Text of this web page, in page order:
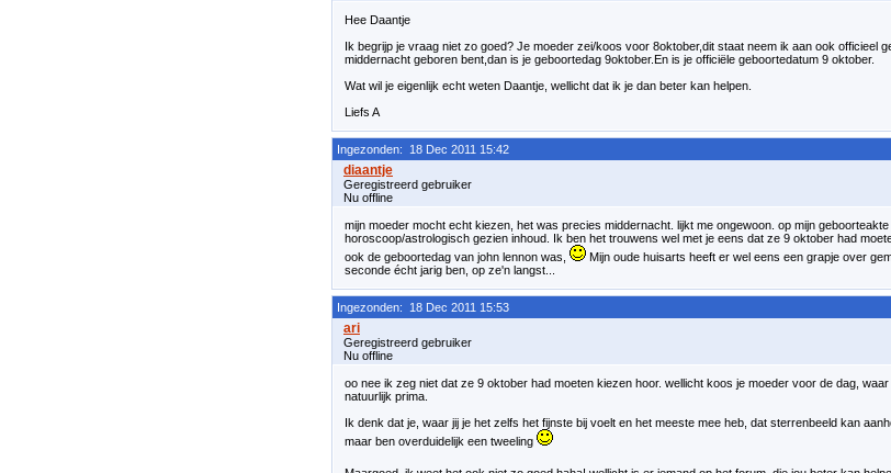
Hee Daantje
Ik begrijp je vraag niet zo goed? Je moeder zei/koos voor 8oktober,dit staat neem ik aan ook officieel
middernacht geboren bent,dan is je geboortedag 9oktober.En is je officiële geboortedatum 9 oktober.
Wat wil je eigenlijk echt weten Daantje, wellicht dat ik je dan beter kan helpen.
Liefs A
Ingezonden: 18 Dec 2011 15:42
Geregistreerd gebruiker
Nu offline
mijn moeder mocht echt kiezen, het was precies middernacht. lijkt me ongewoon. op mijn
horoscoop/astrologisch gezien inhoud. Ik ben het trouwens wel met je eens dat ze 9 oktober had
ook de geboortedag van john lennon was,
Mijn oude huisarts heeft er wel eens een grapje over
seconde écht jarig ben, op ze'n langst...
Ingezonden: 18 Dec 2011 15:53
Geregistreerd gebruiker
Nu offline
oo nee ik zeg niet dat ze 9 oktober had moeten kiezen hoor. wellicht koos je moeder voor de dag,
natuurlijk prima.
Ik denk dat je, waar jij je het zelfs het fijnste bij voelt en het meeste mee heb, dat sterrenbeeld kan
maar ben overduidelijk een tweeling